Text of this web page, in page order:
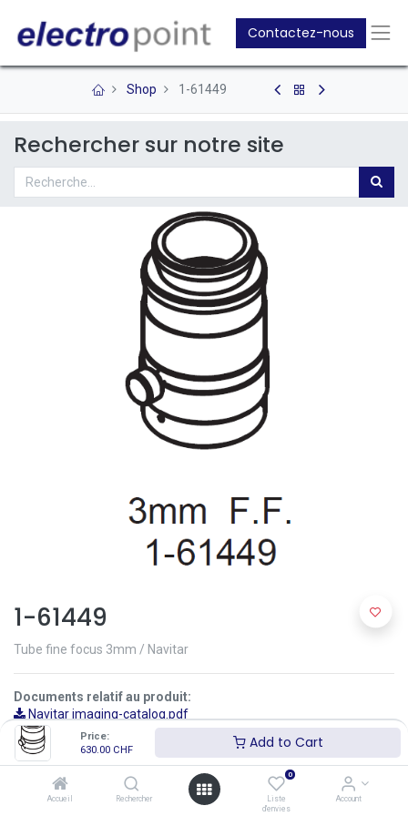
Price:
630.00 CHF Add to Cart
Accueil Rechercher
0
Liste
d'envies
Account
Contactez-nous
Shop 1-61449
Rechercher sur notre site
1-61449
Tube fine focus 3mm / Navitar
Documents relatif au produit:
Navitar imaging-catalog.pdf
Omron q198_vision_accessory_catalogue_en.pdf
STC FS Omron q259_industrial_cameras_3z4s-
ca_series_brochure_en.pdf
630.00 CHF(630.00 CHF -0.0 630.00CHF